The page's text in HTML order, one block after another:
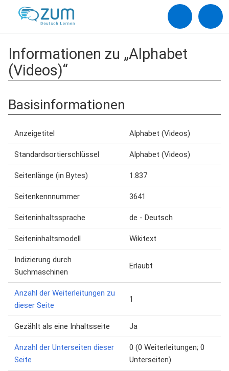
Informationen zu „Alphabet
(Videos)“
Basisinformationen
Anzeigetitel Alphabet (Videos)
Standardsortierschlüssel Alphabet (Videos)
Seitenlänge (in Bytes) 1.837
Seitenkennnummer 3641
Seiteninhaltssprache de - Deutsch
Seiteninhaltsmodell Wikitext
Indizierung durch
Suchmaschinen
Erlaubt
Anzahl der Weiterleitungen zu
dieser Seite
1
Gezählt als eine Inhaltsseite Ja
Anzahl der Unterseiten dieser
Seite
0 (0 Weiterleitungen; 0
Unterseiten)